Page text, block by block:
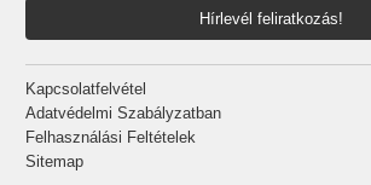
Hírlevél feliratkozás!
Kapcsolatfelvétel
Adatvédelmi Szabályzatban
Felhasználási Feltételek
Sitemap